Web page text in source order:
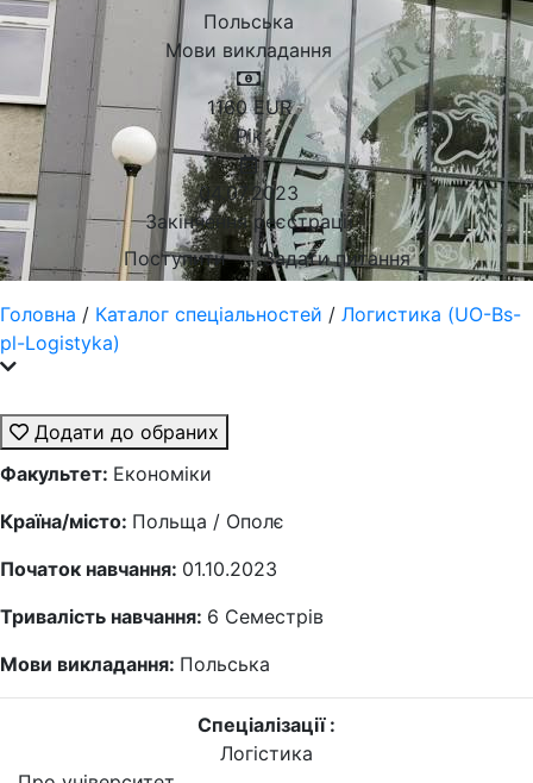
Польська
Мови викладання
1160 EUR
Рік
04.07.2023
Закінчення реєстрації
Поступити
Задати питання
Головна / Каталог спеціальностей / Логистика (UO-Bs-
pl-Logistyka)
Додати до обраних
Факультет: Економіки
Країна/місто: Польща / Ополє
Початок навчання: 01.10.2023
Тривалість навчання: 6 Семестрів
Мови викладання: Польська
Спеціалізації :
Логістика